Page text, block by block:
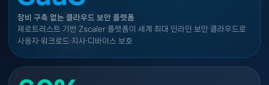
장비 구축 없는 클라우드 보안 플랫폼
제로트러스트 기반 Zscaler 플랫폼이 세계 최대 인라인 보안 클라우드로
사용자·워크로드·지사·디바이스 보호